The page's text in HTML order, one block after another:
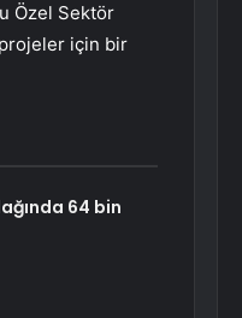
Özel Sektör
projeler için bir
64 bin